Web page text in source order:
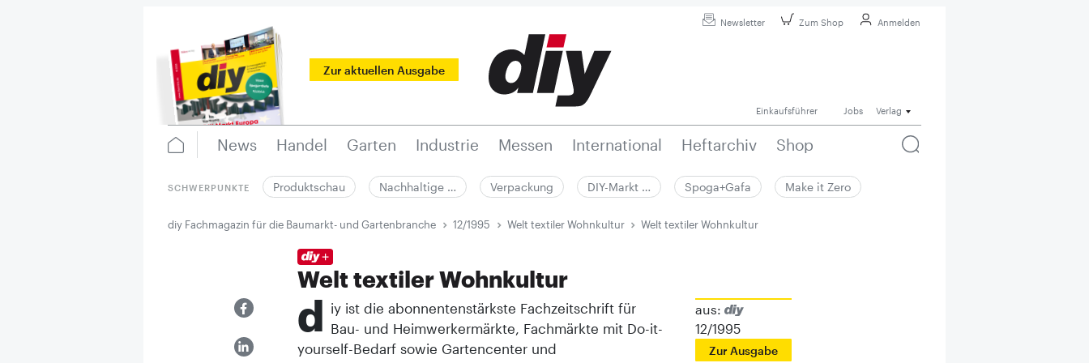
Newsletter Zum Shop Anmelden
Zur aktuellen Ausgabe
Einkaufsführer Jobs Verlag
News Handel Garten Industrie Messen International Heftarchiv Shop
SCHWERPUNKTE Produktschau Nachhaltige … Verpackung DIY-Markt … Spoga+Gafa Make it Zero
diy Fachmagazin für die Baumarkt- und Gartenbranche 12/1995 Welt textiler Wohnkultur Welt textiler Wohnkultur
Welt textiler Wohnkultur
aus:
12/1995
Zur Ausgabe
d iy ist die abonnentenstärkste Fachzeitschrift für
Bau- und Heimwerkermärkte, Fachmärkte mit Do-it-
yourself-Bedarf sowie Gartencenter und